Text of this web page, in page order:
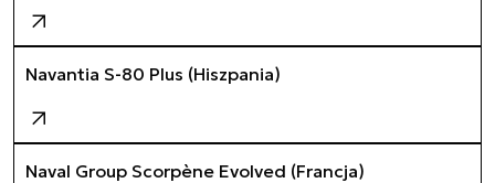
Navantia S-80 Plus (Hiszpania)
Naval Group Scorpène Evolved (Francja)